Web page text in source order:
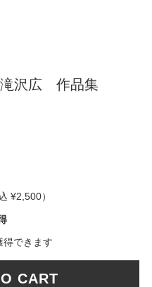
沢広 作品集
¥2,500）
得できます
CART